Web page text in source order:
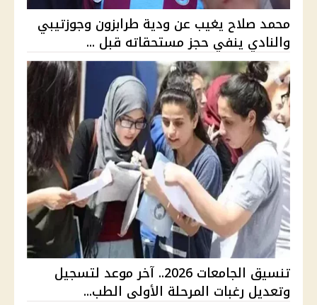
محمد صلاح يغيب عن ودية طرابزون وجوزتيبي
والنادي ينفي حجز مستحقاته قبل ...
تنسيق الجامعات 2026.. آخر موعد لتسجيل
وتعديل رغبات المرحلة الأولى الطب...